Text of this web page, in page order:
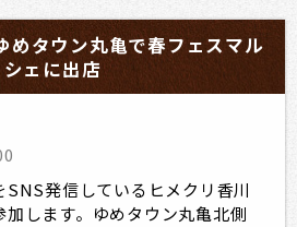
めタウン丸亀で春フェスマル
シェに出店
発信しているヒメクリ香川
します。ゆめタウン丸亀北側